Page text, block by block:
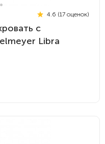
4.6 (17 оценок)
с
Libra